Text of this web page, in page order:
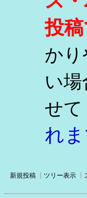
投稿
かり
い
せて
れ
新規投稿 ツリー表示